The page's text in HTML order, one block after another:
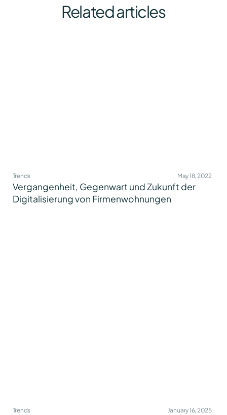
Related articles
Trends May 18, 2022
Vergangenheit, Gegenwart und Zukunft der
Digitalisierung von Firmenwohnungen
Trends January 16, 2025